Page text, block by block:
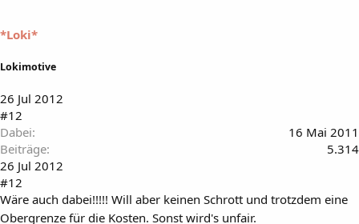
*Loki*
Lokimotive
26 Jul 2012
#12
Dabei
16 Mai 2011
Beiträge
5.314
26 Jul 2012
#12
Wäre auch dabei!!!!! Will aber keinen Schrott und trotzdem eine
Obergrenze für die Kosten. Sonst wird's unfair.